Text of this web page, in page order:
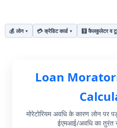
💰 लोन 💳 क्रेडिट कार्ड 🧮 कैलकुलेटर व
Moratorium
Calculator
Loan
मोरेटोरियम अवधि के कारण लोन पर
ईएमआई/अवधि का